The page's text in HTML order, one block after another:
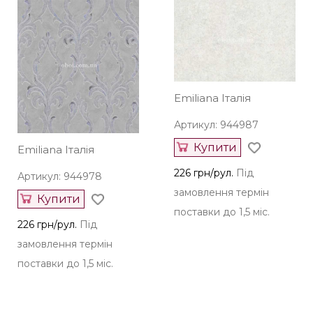
Emiliana Італія
Артикул: 944978
Купити
226 грн/рул. Під
замовлення термін
поставки до 1,5 міс.
Emiliana Італія
Артикул: 944987
Купити
226 грн/рул. Під
замовлення термін
поставки до 1,5 міс.